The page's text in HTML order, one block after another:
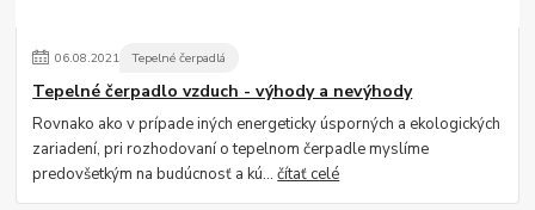
06.08.2021 Tepelné čerpadlá
Tepelné čerpadlo vzduch - výhody a nevýhody
Rovnako ako v prípade iných energeticky úsporných a ekologických
zariadení, pri rozhodovaní o tepelnom čerpadle myslíme
predovšetkým na budúcnosť a kú...čítať celé